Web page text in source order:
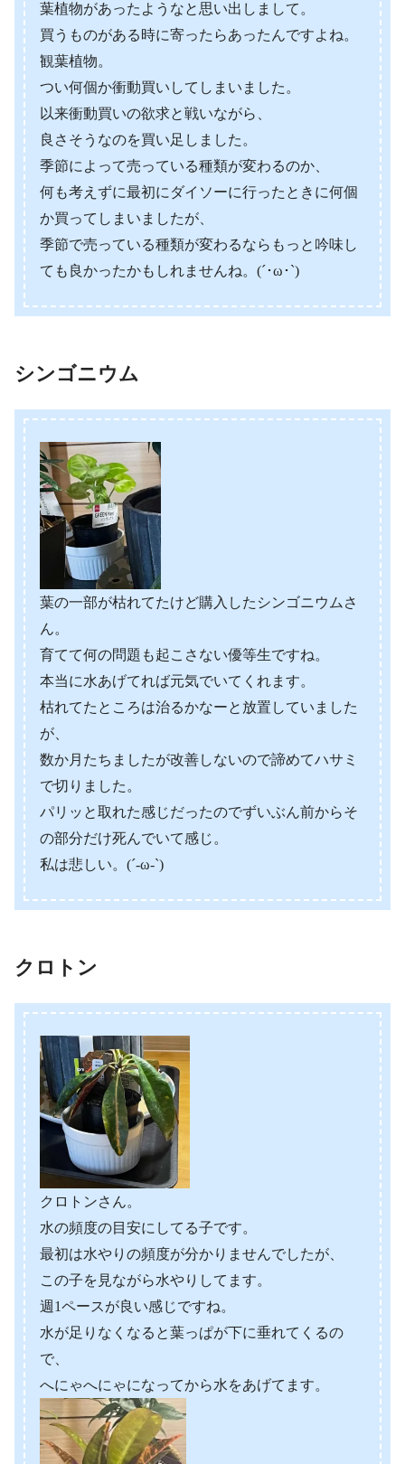
葉植物があったようなと思い出しまして。
買うものがある時に寄ったらあったんですよね。
観葉植物。
つい何個か衝動買いしてしまいました。
以来衝動買いの欲求と戦いながら、
良さそうなのを買い足しました。
季節によって売っている種類が変わるのか、
何も考えずに最初にダイソーに行ったときに何個
か買ってしまいましたが、
季節で売っている種類が変わるならもっと吟味し
ても良かったかもしれませんね。(´･ω･`)
シンゴニウム
葉の一部が枯れてたけど購入したシンゴニウムさ
ん。
育てて何の問題も起こさない優等生ですね。
本当に水あげてれば元気でいてくれます。
枯れてたところは治るかなーと放置していました
が、
数か月たちましたが改善しないので諦めてハサミ
で切りました。
パリッと取れた感じだったのでずいぶん前からそ
の部分だけ死んでいて感じ。
私は悲しい。(´-ω-`)
クロトン
クロトンさん。
水の頻度の目安にしてる子です。
最初は水やりの頻度が分かりませんでしたが、
この子を見ながら水やりしてます。
週1ペースが良い感じですね。
水が足りなくなると葉っぱが下に垂れてくるの
で、
へにゃへにゃになってから水をあげてます。